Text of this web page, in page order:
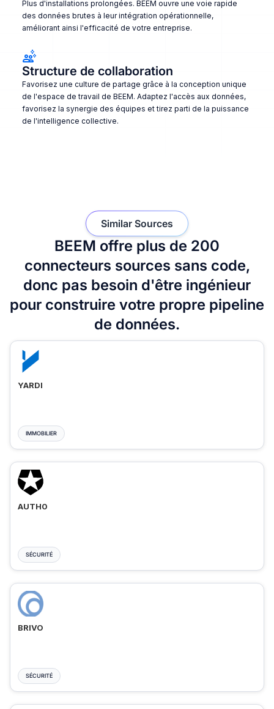
Plus d'installations prolongées. BEEM ouvre une voie rapide
des données brutes à leur intégration opérationnelle,
améliorant ainsi l'efficacité de votre entreprise.
Structure de collaboration
Favorisez une culture de partage grâce à la conception unique
de l'espace de travail de BEEM. Adaptez l'accès aux données,
favorisez la synergie des équipes et tirez parti de la puissance
de l'intelligence collective.
BEEM offre plus de 200
connecteurs sources sans code,
donc pas besoin d'être ingénieur
pour construire votre propre pipeline
de données.
Similar Sources
YARDI
IMMOBILIER
AUTH0
SÉCURITÉ
BRIVO
SÉCURITÉ